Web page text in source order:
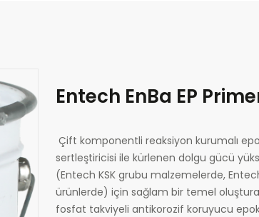
Entech EnBa EP
Çift komponentli reaksiyon kurumalı
sertleştiricisi ile kürlenen dolgu gücü
(Entech KSK grubu malzemelerde,
ürünlerde) için sağlam bir temel
fosfat takviyeli antikorozif koruyucu